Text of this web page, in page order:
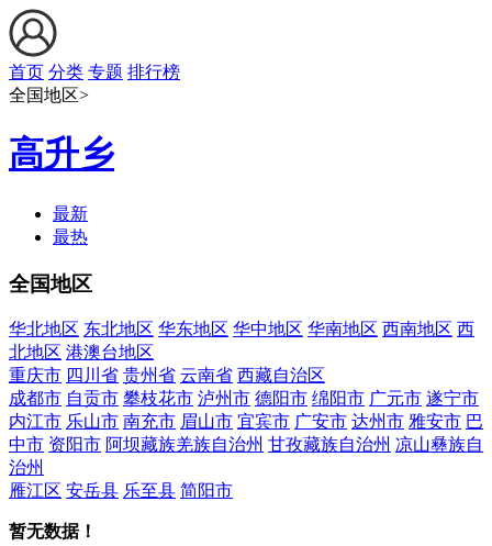
首页 分类 专题 排行榜
全国地区>
高升乡
最新
最热
全国地区
华北地区 东北地区 华东地区 华中地区 华南地区 西南地区 西
北地区 港澳台地区
重庆市 四川省 贵州省 云南省 西藏自治区
成都市 自贡市 攀枝花市 泸州市 德阳市 绵阳市 广元市 遂宁市
内江市 乐山市 南充市 眉山市 宜宾市 广安市 达州市 雅安市 巴
中市 资阳市 阿坝藏族羌族自治州 甘孜藏族自治州 凉山彝族自
治州
雁江区 安岳县 乐至县 简阳市
暂无数据！